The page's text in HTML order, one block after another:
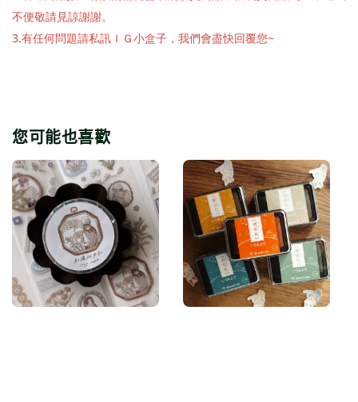
不便敬請見諒謝謝。
3.有任何問題請私訊ＩＧ小盒子，我們會盡快回覆您~
您可能也喜歡